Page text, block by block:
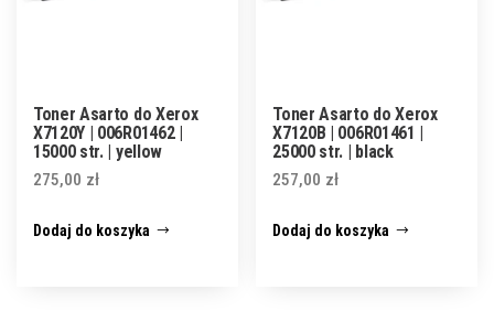
Toner Asarto do Xerox
X7120Y | 006R01462 |
15000 str. | yellow
275,00 zł
Dodaj do koszyka
Toner Asarto do Xerox
X7120B | 006R01461 |
25000 str. | black
257,00 zł
Dodaj do koszyka